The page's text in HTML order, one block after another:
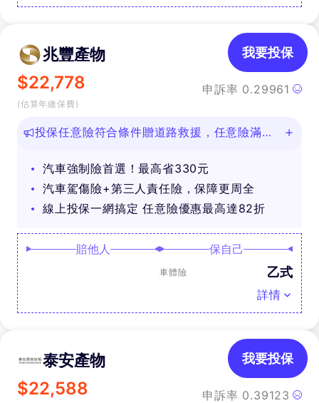
兆豐產物
$22,778
(估算年繳保費)
申訴率 0.29961
我要投保
投保任意險符合條件贈道路救援，任意險滿
汽車強制險首選！最高省330元
汽車駕傷險+第三人責任險，保障更周全
線上投保一網搞定 任意險優惠最高達82折
賠他人 保自己
車體險 乙式
詳情
泰安產物
$22,588 申訴率 0.39123
我要投保